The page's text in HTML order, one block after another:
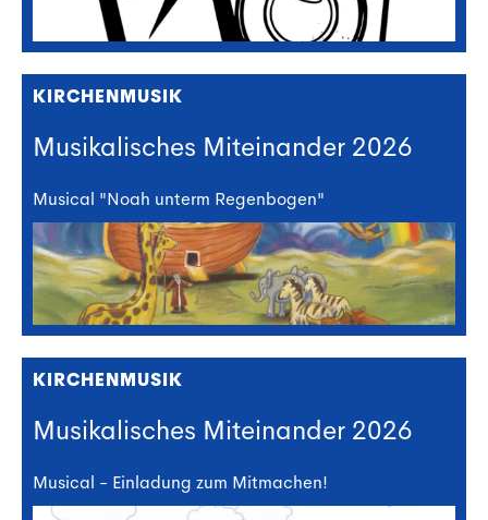
KIRCHENMUSIK
Musikalisches Miteinander 2026
Musical "Noah unterm Regenbogen"
KIRCHENMUSIK
Musikalisches Miteinander 2026
Musical - Einladung zum Mitmachen!